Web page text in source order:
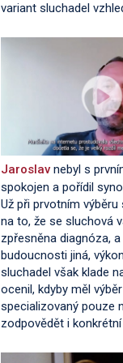
variant sluchadel
Jaroslav nebyl s
spokojen a pořídil
Už při prvotním
na to, že se sluchová
zpřesněna diagnóza,
budoucnosti jiná,
sluchadel však klade
ocenil, kdyby měl
specializovaný pouze
zodpovědět i